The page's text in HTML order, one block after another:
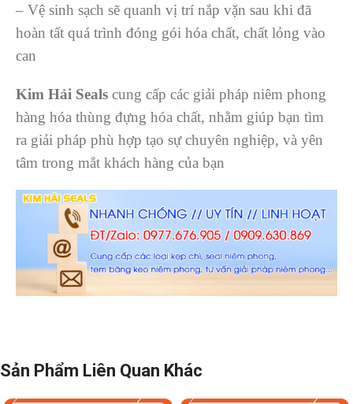
– Vệ sinh sạch sẽ quanh vị trí nắp vặn sau khi đã
hoàn tất quá trình đóng gói hóa chất, chất lỏng vào
can
Kim Hải Seals cung cấp các giải pháp niêm phong
hàng hóa thùng đựng hóa chất, nhằm giúp bạn tìm
ra giải pháp phù hợp tạo sự chuyên nghiệp, và yên
tâm trong mắt khách hàng của bạn
Sản Phẩm Liên Quan Khác